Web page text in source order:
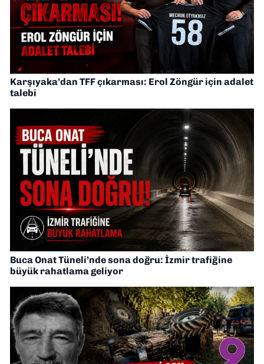
Karşıyaka’dan TFF çıkarması: Erol Zöngür için adalet
talebi
Buca Onat Tüneli’nde sona doğru: İzmir trafiğine
büyük rahatlama geliyor